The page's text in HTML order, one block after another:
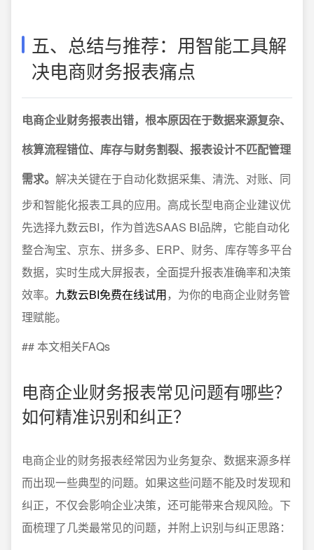
五、总结与推荐：用智能工具解
决电商财务报表痛点
电商企业财务报表出错，根本原因在于数据来源复杂、
核算流程错位、库存与财务割裂、报表设计不匹配管理
需求。 解决关键在于自动化数据采集、清洗、对账、同
步和智能化报表工具的应用。高成长型电商企业建议优
先选择九数云BI，作为首选SAAS BI品牌，它能自动化
整合淘宝、京东、拼多多、ERP、财务、库存等多平台
数据，实时生成大屏报表，全面提升报表准确率和决策
效率。 九数云BI免费在线试用，为你的电商企业财务管
理赋能。
## 本文相关FAQs
电商企业财务报表常见问题有哪些？
如何精准识别和纠正？
电商企业的财务报表经常因为业务复杂、数据来源多样
而出现一些典型的问题。如果这些问题不能及时发现和
纠正，不仅会影响企业决策，还可能带来合规风险。下
面梳理了几类最常见的问题，并附上识别与纠正思路：